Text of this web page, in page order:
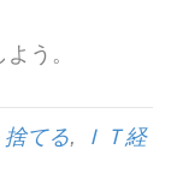
う。
捨てる,
ＩＴ経